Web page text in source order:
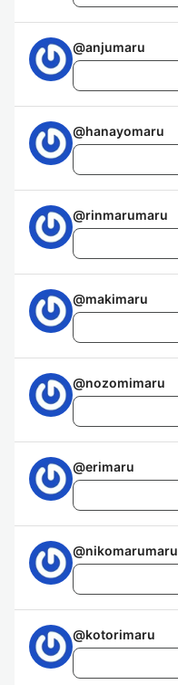
@anjumaru
@hanayomaru
@rinmarumaru
@makimaru
@nozomimaru
@erimaru
@nikomarumaru
@kotorimaru